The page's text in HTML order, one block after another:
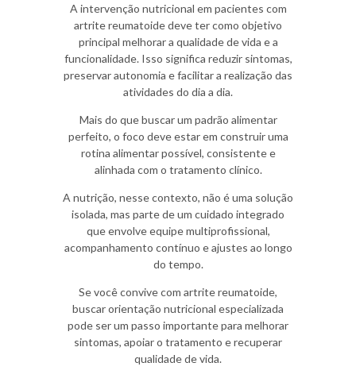
A intervenção nutricional em pacientes com
artrite reumatoide deve ter como objetivo
principal melhorar a qualidade de vida e a
funcionalidade. Isso significa reduzir sintomas,
preservar autonomia e facilitar a realização das
atividades do dia a dia.
Mais do que buscar um padrão alimentar
perfeito, o foco deve estar em construir uma
rotina alimentar possível, consistente e
alinhada com o tratamento clínico.
A nutrição, nesse contexto, não é uma solução
isolada, mas parte de um cuidado integrado
que envolve equipe multiprofissional,
acompanhamento contínuo e ajustes ao longo
do tempo.
Se você convive com artrite reumatoide,
buscar orientação nutricional especializada
pode ser um passo importante para melhorar
sintomas, apoiar o tratamento e recuperar
qualidade de vida.